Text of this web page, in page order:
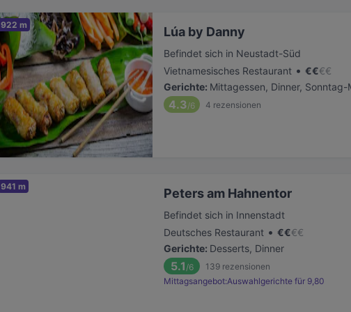
922 m Lúa by Danny
Befindet sich in Neustadt-Süd
Vietnamesisches Restaurant • €€€€
Gerichte: Mittagessen, Dinner, Sonntag-
4.3/6 4 rezensionen
941 m Peters am Hahnentor
Befindet sich in Innenstadt
Deutsches Restaurant • €€€€
Gerichte: Desserts, Dinner
5.1 /6 139 rezensionen
Mittagsangebot:Auswahlgerichte für 9,80